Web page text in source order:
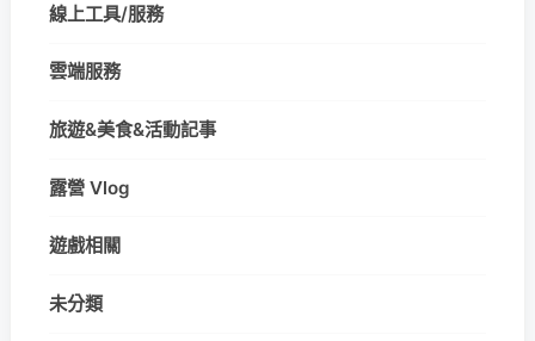
線上工具/服務
雲端服務
旅遊&美食&活動記事
露營 Vlog
遊戲相關
未分類